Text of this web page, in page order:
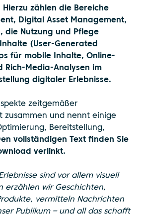
Hierzu zählen die Bereiche
Digital Asset Management,
die Nutzung und Pflege
(User-Generated
für mobile Inhalte, Online-
Rich-Media-Analysen im
digitaler Erlebnisse.
zeitgemäßer
zusammen und nennt einige
Bereitstellung,
vollständigen Text finden Sie
verlinkt.
sind vor allem visuell
erzählen wir Geschichten,
vermitteln Nachrichten
Publikum – und all das schafft